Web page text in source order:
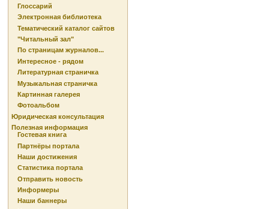
Глоссарий
Электронная библиотека
Тематический каталог сайтов
"Читальный зал"
По страницам журналов...
Интересное - рядом
Литературная страничка
Музыкальная страничка
Картинная галерея
Фотоальбом
Юридическая консультация
Полезная информация
Гостевая книга
Партнёры портала
Наши достижения
Статистика портала
Отправить новость
Информеры
Наши баннеры